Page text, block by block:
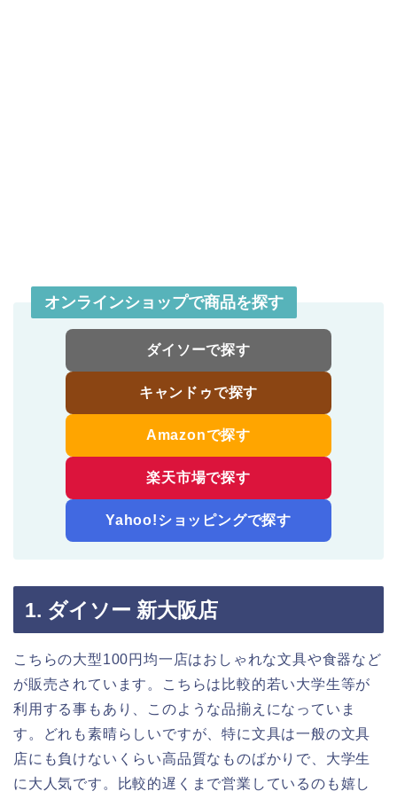
オンラインショップで商品を探す
ダイソーで探す
キャンドゥで探す
Amazonで探す
楽天市場で探す
Yahoo!ショッピングで探す
1. ダイソー 新大阪店
こちらの大型100円均一店はおしゃれな文具や食器など
が販売されています。こちらは比較的若い大学生等が
利用する事もあり、このような品揃えになっていま
す。どれも素晴らしいですが、特に文具は一般の文具
店にも負けないくらい高品質なものばかりで、大学生
に大人気です。比較的遅くまで営業しているのも嬉し